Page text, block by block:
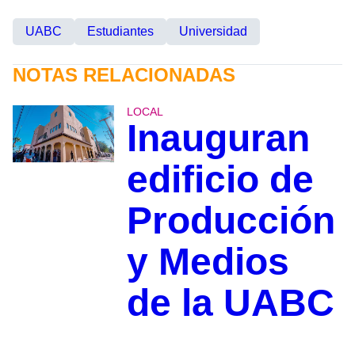
UABC Estudiantes Universidad
NOTAS RELACIONADAS
LOCAL
Inauguran
edificio de
Producción
y Medios
de la UABC